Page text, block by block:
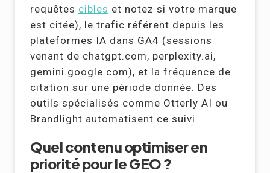
requêtes cibles et notez si votre marque
est citée), le trafic référent depuis les
plateformes IA dans GA4 (sessions
venant de chatgpt.com, perplexity.ai,
gemini.google.com), et la fréquence de
citation sur une période donnée. Des
outils spécialisés comme Otterly AI ou
Brandlight automatisent ce suivi.
Quel contenu optimiser en
priorité pour le GEO ?